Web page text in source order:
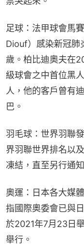
足球：法甲球會馬
Diouf）感染新冠肺
歲。柏比迪奧夫在
級球會之中首位黑
人，他的客戶曾有
巴。
羽毛球：世界羽聯
界羽聯世界排名以
凍結，直至另行通知
奧運：日本各大媒
指國際奧委會已與
於2021年7月23日
舉行。